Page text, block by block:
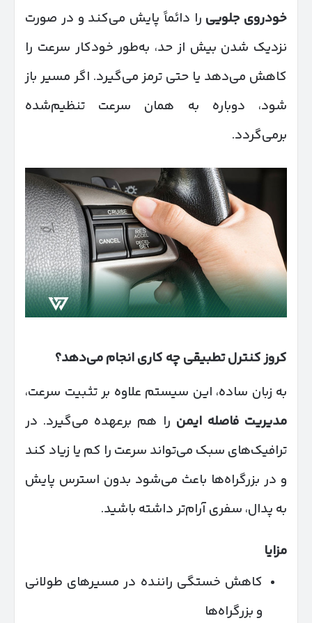
خودروی جلویی را دائماً پایش می‌کند و در صورت
نزدیک شدن بیش از حد، به‌طور خودکار سرعت را
کاهش می‌دهد یا حتی ترمز می‌گیرد. اگر مسیر باز
شود، دوباره به همان سرعت تنظیم‌شده
برمی‌گردد.
کروز کنترل تطبیقی چه کاری انجام می‌دهد؟
به زبان ساده، این سیستم علاوه بر تثبیت سرعت،
مدیریت فاصله ایمن را هم برعهده می‌گیرد. در
ترافیک‌های سبک می‌تواند سرعت را کم یا زیاد کند
و در بزرگراه‌ها باعث می‌شود بدون استرس پایش
به پدال، سفری آرام‌تر داشته باشید.
مزایا
کاهش خستگی راننده در مسیرهای طولانی
و بزرگراه‌ها